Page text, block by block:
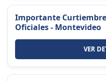
Importante
Oficiales - Montevideo
VER